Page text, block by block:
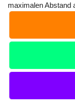
maximalen Abstand